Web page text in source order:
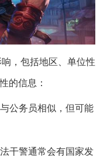
，包括地区、单位性
的信息：
公务员相似，但可能
干警通常会有国家发